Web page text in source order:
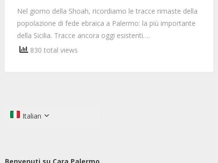
Nel giorno della Shoah, ricordiamo le tracce rimaste della
popolazione di fede ebraica a Palermo: la più importante
della Sicilia. Tracce ancora oggi esistenti….
830 total views
Italian